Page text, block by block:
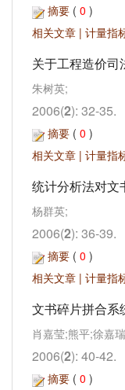
摘要 ( 0 )
相关文章 | 计量指
关于工程造价司
朱树英;
2006(2): 32-35.
摘要 ( 0 )
相关文章 | 计量指
统计分析法对文
杨群英;
2006(2): 36-39.
摘要 ( 0 )
相关文章 | 计量指
文书碎片拼合系
肖嘉莹;熊平;徐嘉
2006(2): 40-42.
摘要 ( 0 )